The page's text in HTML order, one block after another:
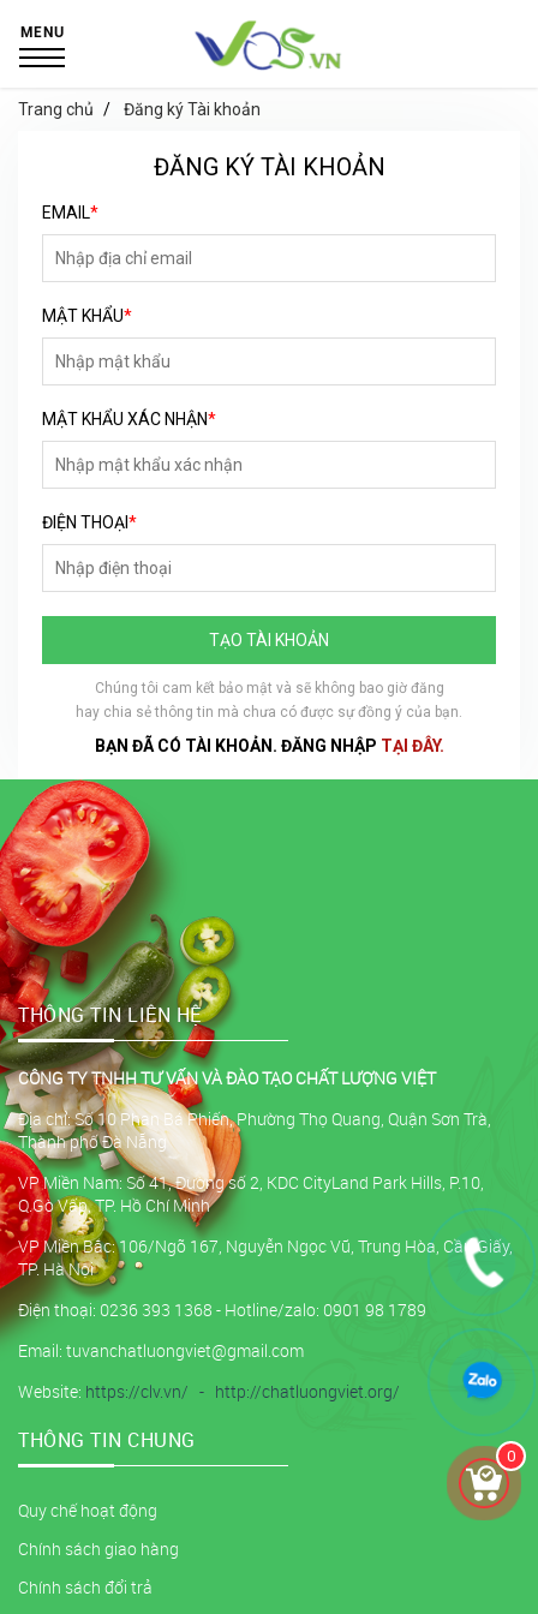
MENU
Trang chủ Đăng ký Tài khoản
ĐĂNG KÝ TÀI KHOẢN
EMAIL*
MẬT KHẨU*
MẬT KHẨU XÁC NHẬN*
ĐIỆN THOẠI*
TẠO TÀI KHOẢN
Chúng tôi cam kết bảo mật và sẽ không bao giờ đăng
hay chia sẻ thông tin mà chưa có được sự đồng ý của bạn.
BẠN ĐÃ CÓ TÀI KHOẢN. ĐĂNG NHẬP TẠI ĐÂY.
THÔNG TIN LIÊN HỆ
CÔNG TY TNHH TƯ VẤN VÀ ĐÀO TẠO CHẤT LƯỢNG VIỆT
Địa chỉ: Số 10 Phan Bá Phiến, Phường Thọ Quang, Quận Sơn Trà,
Thành phố Đà Nẵng
VP Miền Nam: Số 41, Đường số 2, KDC CityLand Park Hills, P.10,
Q.Gò Vấp, TP. Hồ Chí Minh
VP Miền Bắc: 106/Ngõ 167, Nguyễn Ngọc Vũ, Trung Hòa, Cầu Giấy,
TP. Hà Nội
Điện thoại: 0236 393 1368 - Hotline/zalo: 0901 98 1789
Email: tuvanchatluongviet@gmail.com
Website: https://clv.vn/ - http://chatluongviet.org/
THÔNG TIN CHUNG
Quy chế hoạt động
Chính sách giao hàng
Chính sách đổi trả
0